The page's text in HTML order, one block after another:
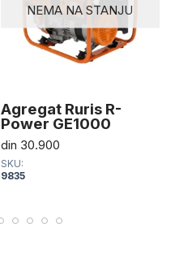
NEMA NA STANJU
Agregat Ruris R-
Power GE1000
din 30.900
SKU:
9835